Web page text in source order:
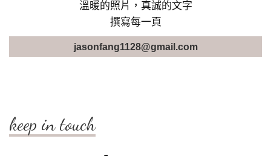
溫暖的照片，真誠的文字
撰寫每一頁
jasonfang1128@gmail.com
keep in touch